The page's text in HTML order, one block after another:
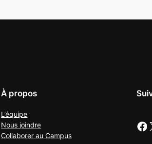
À propos
L’équipe
Nous joindre
Collaborer auCampus
Facebook